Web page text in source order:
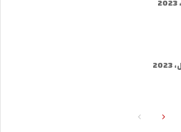
الصفحةالصفحة